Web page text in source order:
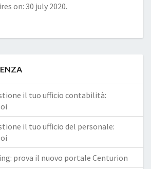
on: 30 july 2020.
il tuo ufficio contabilità:
il tuo ufficio del personale:
prova il nuovo portale Centurion